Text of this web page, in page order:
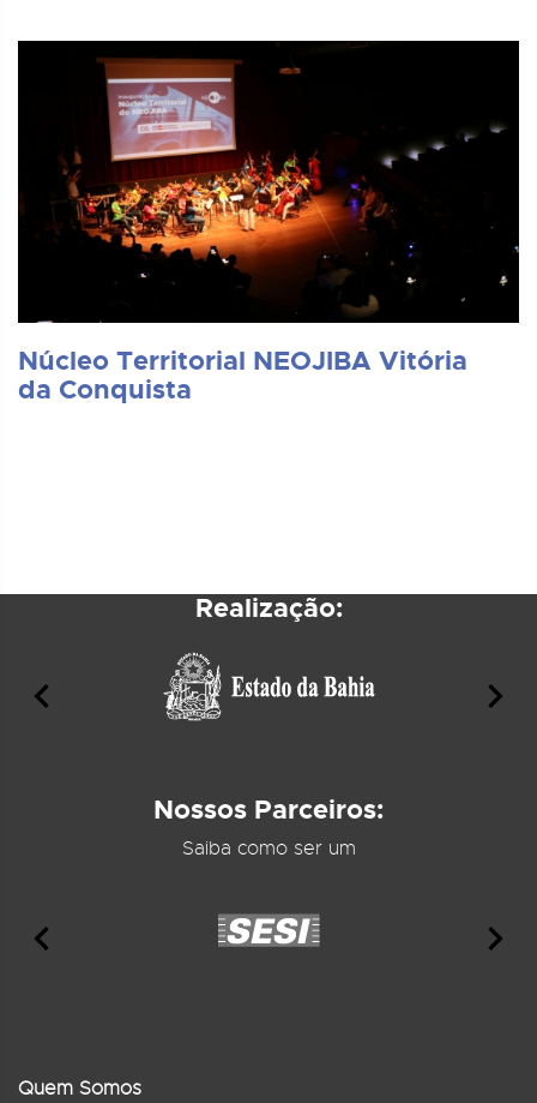
Núcleo Territorial NEOJIBA Vitória
da Conquista
Realização:
Nossos Parceiros:
Saiba como ser um
Quem Somos